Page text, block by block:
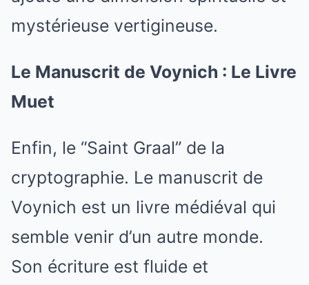
mystérieuse vertigineuse.
Le Manuscrit de Voynich : Le Livre
Muet
Enfin, le “Saint Graal” de la
cryptographie. Le manuscrit de
Voynich est un livre médiéval qui
semble venir d’un autre monde.
Son écriture est fluide et